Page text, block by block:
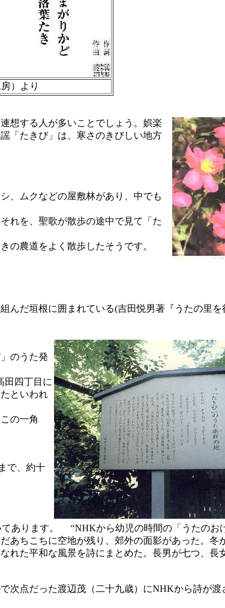
）より
想する人が多いことでしょう。 娯楽
「たきび」は、寒さのきびしい地方
、ムクなどの屋敷林があり、中でも
れを、聖歌が散歩の途中で見て「た
の農道をよく散歩したそうです。
んだ垣根に囲まれている(吉田悦男著『うたの里を
のうた発
田四丁目に
といわれ
の一角
で、約十
あります。 “NHKから幼児の時間の「うたのお
あちこちに空地が残り、郊外の面影があった。冬
れた平和な風景を詩にまとめた。長男が七つ、長
点だった渡辺茂（二十九歳）にNHKから詩が渡